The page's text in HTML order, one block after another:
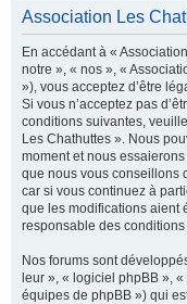
Association Les
En accédant à «
notre », « nos », «
»), vous acceptez d’être
Si vous n’acceptez pas
conditions suivantes,
Les Chathuttes ». Nous
moment et nous
que nous vous conseillons
car si vous continuez à
que les modifications aient
responsable des
Nos forums sont
leur », « logiciel phpBB »,
équipes de phpBB ») qui